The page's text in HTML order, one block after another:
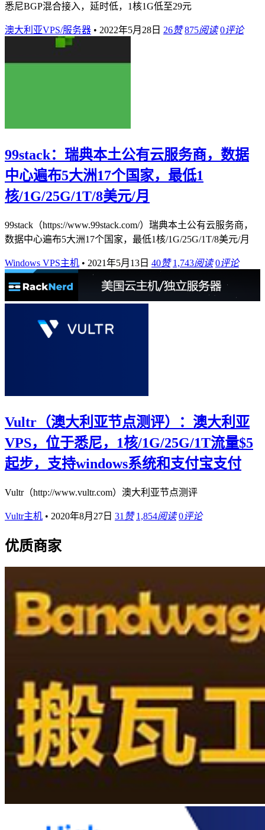
悉尼BGP混合接入，延时低，1核1G低至29元
澳大利亚VPS/服务器 • 2022年5月28日 26赞 875阅读 0评论
99stack：瑞典本土公有云服务商，数据
中心遍布5大洲17个国家，最低1
核/1G/25G/1T/8美元/月
99stack（https://www.99stack.com/）瑞典本土公有云服务商，
数据中心遍布5大洲17个国家，最低1核/1G/25G/1T/8美元/月
Windows VPS主机 • 2021年5月13日 40赞 1,743阅读 0评论
Vultr（澳大利亚节点测评）：澳大利亚
VPS，位于悉尼，1核/1G/25G/1T流量$5
起步，支持windows系统和支付宝支付
Vultr（http://www.vultr.com）澳大利亚节点测评
Vultr主机 • 2020年8月27日 31 赞 1,854阅读 0评论
优质商家